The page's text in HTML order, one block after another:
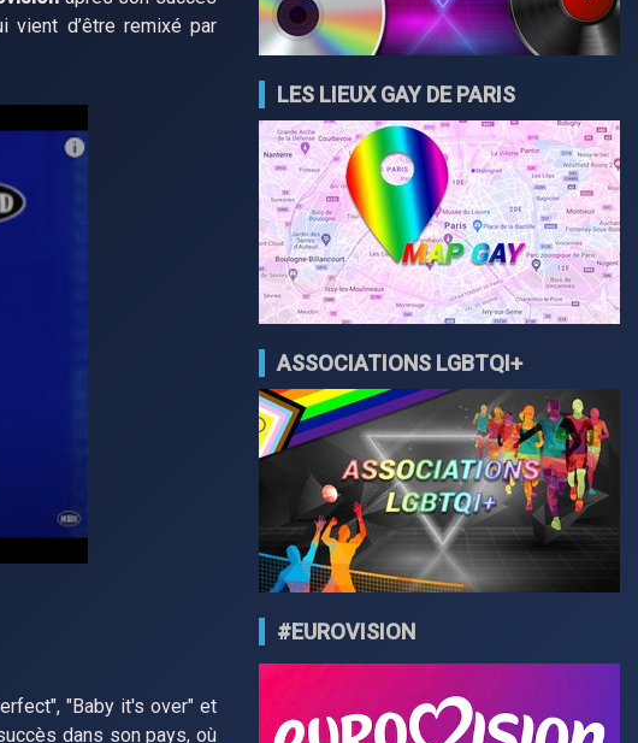
vient d’être remixé par
"Baby it's over" et
dans son pays, où
LES LIEUX GAY DE PARIS
ASSOCIATIONS LGBTQI+
#EUROVISION